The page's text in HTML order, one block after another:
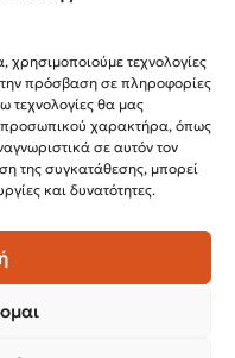
χρησιμοποιούμε τεχνολογίες
πρόσβαση σε πληροφορίες
τεχνολογίες θα μας
προσωπικού χαρακτήρα, όπως
σε αυτόν τον
της συγκατάθεσης, μπορεί
και δυνατότητες.
644
54622,
10:00 –14:00